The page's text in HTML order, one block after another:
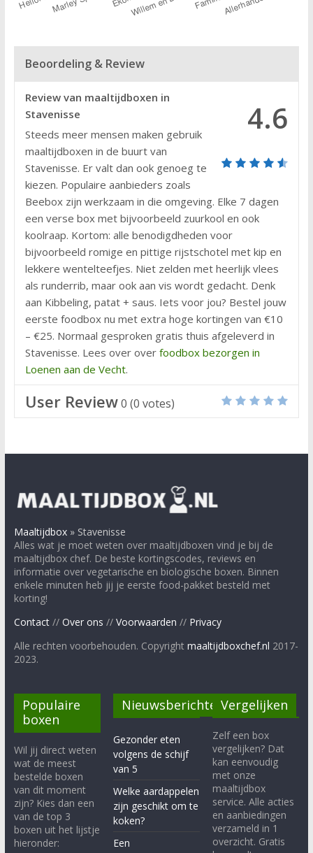
Beoordeling & Review
4.6
Review van maaltijdboxen in
Stavenisse
Steeds meer mensen maken gebruik
maaltijdboxen in de buurt van
Stavenisse. Er valt dan ook genoeg te
kiezen. Populaire aanbieders zoals
Beebox zijn werkzaam in die omgeving. Elke 7 dagen
een verse box met bijvoorbeeld zuurkool en ook
koolraap. Kortom: alle benodigdheden voor
bijvoorbeeld romige en pittige rijstschotel met kip en
lekkere wentelteefjes. Niet zelden met heerlijk vlees
als runderrib, maar ook aan vis wordt gedacht. Denk
aan Kibbeling, patat + saus. Iets voor jou? Bestel jouw
eerste foodbox nu met extra hoge kortingen van €10
– €25. Normaal gesproken gratis thuis afgeleverd in
Stavenisse. Lees over over foodbox bezorgen in
Loenen aan de Vecht.
User Review0 (0 votes)
Maaltijdbox» Stavenisse
Alles wat je moet weten over maaltijdboxen vind je bij de
maaltijdbox chef. De beste kortingscodes, reviews en
informatie over vegetarische en biologische boxen. Binnen
enkele minuten heb jij je eerste food-pakket besteld met
korting!
Contact// Over ons // Voorwaarden // Privacy
Alle rechten voorbehouden. Copyright maaltijdboxchef.nl 2017-
2023.
Populaire
boxen
Wil jij direct weten
wat de meest
bestelde boxen
van dit moment
zijn? Kies dan een
van de top 3
boxen uit het lijstje
hieronder:
Nieuwsberichten
Gezonder eten
volgens de schijf
van 5
Welke aardappelen
zijn geschikt om te
koken?
Een
Vergelijken
Zelf een box
vergelijken? Dat
kan eenvoudig
met onze
maaltijdbox
service. Alle acties
en aanbiedingen
verzameld in 1
overzicht. Gratis